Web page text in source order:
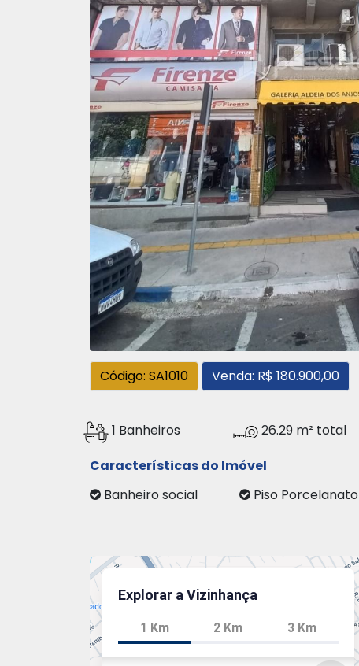
Código: SA1010 Venda: R$ 180.900,00
1 Banheiros 26.29 m² total
Características do Imóvel
Banheiro social
Piso Porcelanato